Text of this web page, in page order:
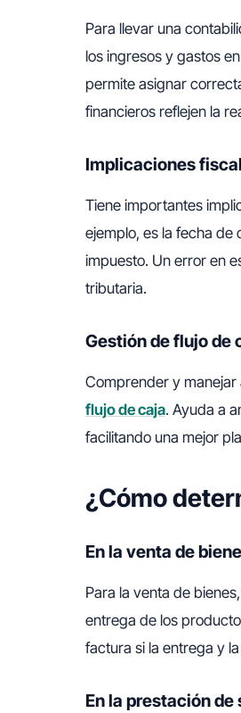
Para llevar una
los ingresos y gastos
permite asignar
financieros reflejen la
Implicaciones
Tiene importantes
ejemplo, es la fecha de
impuesto. Un error en
tributaria.
Gestión de flujo de
Comprender y
flujo de caja. Ayuda a
facilitando una mejor
¿Cómo
En la venta de
Para la venta de
entrega de los
factura si la entrega y
En la prestación